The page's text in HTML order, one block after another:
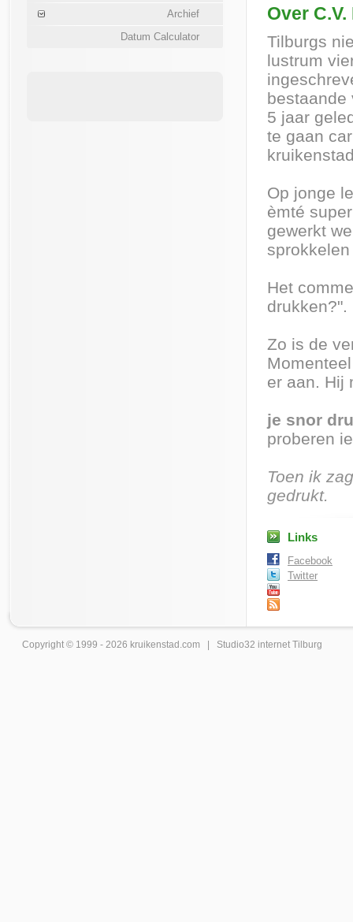
Archief
Datum Calculator
Over
Tilburgs
lustrum
bestaande
5 jaar
te gaan
Op jonge
èmté
gewerkt
Het
drukken?".
Zo is de
er aan. Hij
je snor
proberen
Toen ik
gedrukt.
Links
Facebook
Twitter
Copyright © 1999 - 2026 kruikenstad .com | Studio32 internet Tilburg